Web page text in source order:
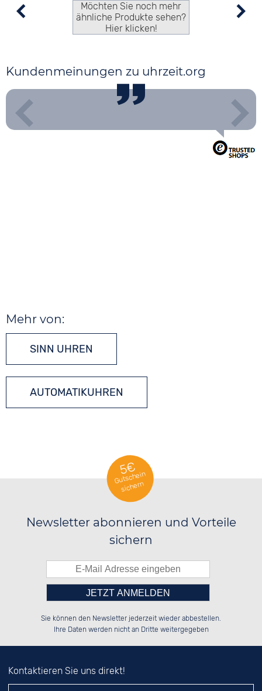
Möchten Sie noch mehr
ähnliche Produkte sehen?
Hier klicken!
Kundenmeinungen zu uhrzeit.org
Mehr von:
SINN UHREN
AUTOMATIKUHREN
5€
Gutschein
sichern
Newsletter abonnieren und Vorteile
sichern
░░░░██░░██░░██░░██░░██░░██░░██░░
░░████░░██████░░██████░░██████░░
░░░░██░░██░░██░░░░░░██░░░░░░██░░
Bitte tragen Sie die Zahl in
das nebenstehende Feld ein.
Sie können den Newsletter jederzeit wieder abbestellen.
Ihre Daten werden nicht an Dritte weitergegeben
Kontaktieren Sie uns direkt!